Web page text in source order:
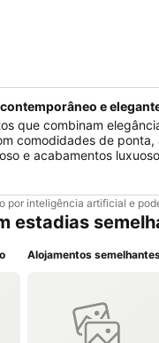
e
que combinam
comodidades de ponta,
e acabamentos
por inteligência artificial e
estadias
Alojamentos